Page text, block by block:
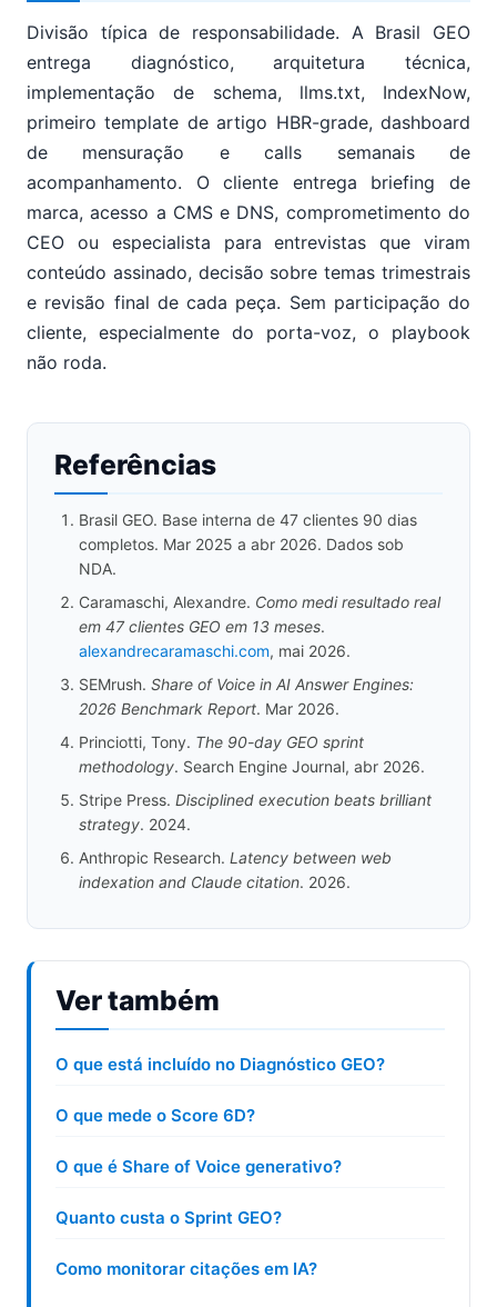
Divisão típica de responsabilidade. A Brasil GEO
entrega diagnóstico, arquitetura técnica,
implementação de schema, llms.txt, IndexNow,
primeiro template de artigo HBR-grade, dashboard
de mensuração e calls semanais de
acompanhamento. O cliente entrega briefing de
marca, acesso a CMS e DNS, comprometimento do
CEO ou especialista para entrevistas que viram
conteúdo assinado, decisão sobre temas trimestrais
e revisão final de cada peça. Sem participação do
cliente, especialmente do porta-voz, o playbook
não roda.
Referências
Brasil GEO. Base interna de 47 clientes 90 dias
completos. Mar 2025 a abr 2026. Dados sob
NDA.
Caramaschi, Alexandre. Como medi resultado real
em 47 clientes GEO em 13 meses.
alexandrecaramaschi.com, mai 2026.
SEMrush. Share of Voice in AI Answer Engines:
2026 Benchmark Report. Mar 2026.
Princiotti, Tony. The 90-day GEO sprint
methodology. Search Engine Journal, abr 2026.
Stripe Press. Disciplined execution beats brilliant
strategy. 2024.
Anthropic Research. Latency between web
indexation and Claude citation. 2026.
Ver também
O que está incluído no Diagnóstico GEO?
O que mede o Score 6D?
O que é Share of Voice generativo?
Quanto custa o Sprint GEO?
Como monitorar citações em IA?